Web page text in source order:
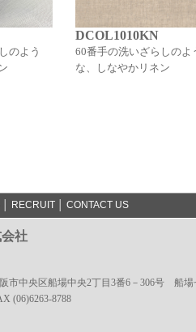
のよう
DCOL1010KN
60番手の洗いざらしのよ
な、しなやかリネン
RECRUIT CONTACT US
社
市中央区船場中央2丁目3番6－306号 船
(06)6263-8788